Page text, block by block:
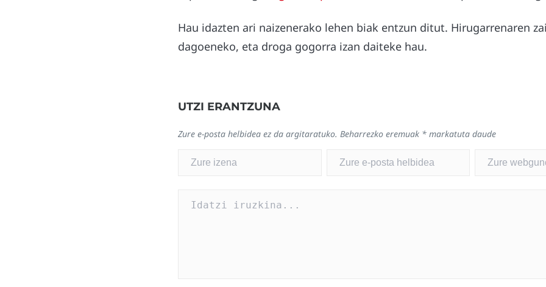
Hau idazten ari naizenerako lehen biak entzun ditut. Hirugarrenaren
dagoeneko, eta droga gogorra izan daiteke hau.
UTZI ERANTZUNA
Zure e-posta helbidea ez da argitaratuko. Beharrezko eremuak * markatuta daude